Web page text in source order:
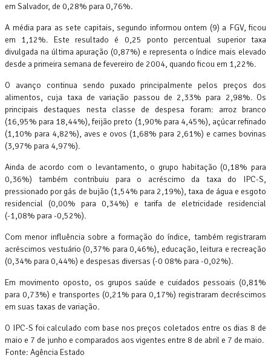
em Salvador, de 0,28% para 0,76%.
A média para as sete capitais, segundo informou ontem (9) a FGV, ficou
em 1,12%. Este resultado é 0,25 ponto percentual superior taxa
divulgada na última apuração (0,87%) e representa o índice mais elevado
desde a primeira semana de fevereiro de 2004, quando ficou em 1,22%.
O avanço continua sendo puxado principalmente pelos preços dos
alimentos, cuja taxa de variação passou de 2,33% para 2,98%. Os
principais destaques nesta classe de despesa foram: arroz branco
(16,95% para 18,44%), feijão preto (1,90% para 4,45%), açúcar refinado
(1,10% para 4,82%), aves e ovos (1,68% para 2,61%) e carnes bovinas
(3,97% para 4,97%).
Ainda de acordo com o levantamento, o grupo habitação (0,18% para
0,36%) também contribuiu para o acréscimo da taxa do IPC-S,
pressionado por gás de bujão (1,54% para 2,19%), taxa de água e esgoto
residencial (0,00% para 0,34%) e tarifa de eletricidade residencial
(-1,08% para -0,52%).
Com menor influência sobre a formação do índice, também registraram
acréscimos vestuário (0,37% para 0,46%), educação, leitura e recreação
(0,34% para 0,44%) e despesas diversas (-0 08% para -0,02%).
Em movimento oposto, os grupos saúde e cuidados pessoais (0,81%
para 0,73%) e transportes (0,21% para 0,17%) registraram decréscimos
em suas taxas de variação.
O IPC-S foi calculado com base nos preços coletados entre os dias 8 de
maio e 7 de junho e comparados aos vigentes entre 8 de abril e 7 de maio.
Fonte: Agência Estado